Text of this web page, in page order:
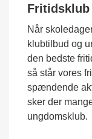
Når
klubtilbud og
den bedste
så står vores
spændende
sker der
ungdomsklub.